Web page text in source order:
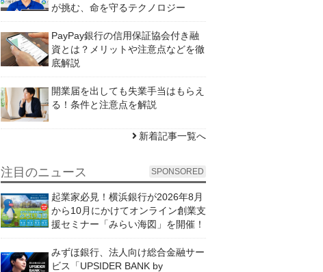
が挑む、命を守るテクノロジー
PayPay銀行の信用保証協会付き融
資とは？メリットや注意点などを徹
底解説
開業届を出しても失業手当はもらえ
る！条件と注意点を解説
新着記事一覧へ
注目のニュース SPONSORED
起業家必見！横浜銀行が2026年8月
から10月にかけてオンライン創業支
援セミナー「みらい海図」を開催！
みずほ銀行、法人向け総合金融サー
ビス「UPSIDER BANK by